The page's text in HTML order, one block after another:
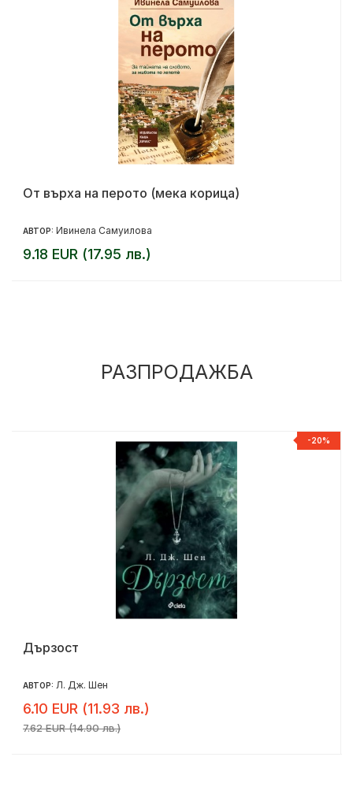
От върха на перото (мека корица)
АВТОР: Ивинела Самуилова
9.18 EUR (17.95 лв.)
РАЗПРОДАЖБА
-20%
Дързост
АВТОР: Л. Дж. Шен
6.10 EUR (11.93 лв.)
7.62 EUR (14.90 лв.)